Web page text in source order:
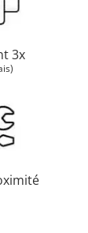
3x